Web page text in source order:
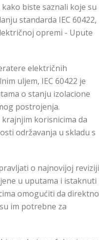
biste saznali koje su
standarda IEC 60422,
opremi - Upute
električnih
uljem, IEC 60422 je
o stanju izolacione
postrojenja.
korisnicima da
održavanja u skladu s
o najnovijoj reviziji
u uputama i istaknuti
omogućiti da direktno
im potrebne za